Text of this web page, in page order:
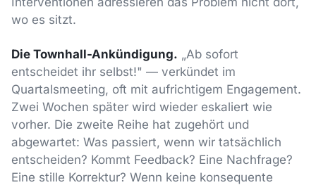
wo es sitzt.
Die Townhall-Ankündigung. „Ab sofort
entscheidet ihr selbst!" — verkündet im
Quartalsmeeting, oft mit aufrichtigem Engagement.
Zwei Wochen später wird wieder eskaliert wie
vorher. Die zweite Reihe hat zugehört und
abgewartet: Was passiert, wenn wir tatsächlich
entscheiden? Kommt Feedback? Eine Nachfrage?
Eine stille Korrektur? Wenn keine konsequente